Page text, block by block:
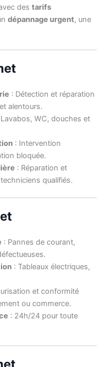
des tarifs
dépannage urgent, une
: Détection et réparation
alentours.
WC, douches et
: Intervention
bloquée.
: Réparation et
qualifiés.
: Pannes de courant,
: Tableaux électriques,
et conformité
ou commerce.
: 24h/24 pour toute